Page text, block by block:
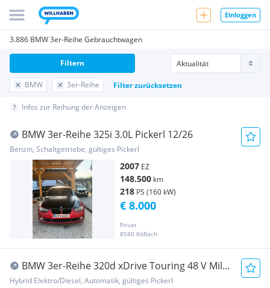
Einloggen
3.886 BMW 3er-Reihe Gebrauchtwagen
BMW 3er-Reihe Filter zurücksetzen
Filtern
Infos zur Reihung der Anzeigen
BMW 3er-Reihe 325i 3.0L Pickerl 12/26
Benzin, Schaltgetriebe, gültiges Pickerl
2007 EZ
148.500 km
218 PS (160 kW)
Privat
8580 Köflach
€ 8.000
BMW 3er-Reihe 320d xDrive Touring 48 V Mild-
Hybrid-Technologie Aut.
Hybrid Elektro/Diesel, Automatik, gültiges Pickerl